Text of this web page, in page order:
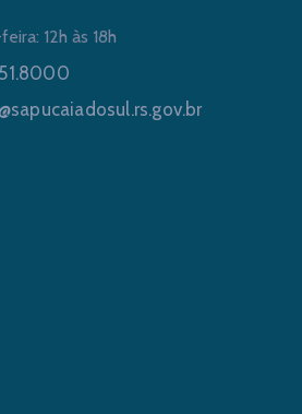
12h às 18h